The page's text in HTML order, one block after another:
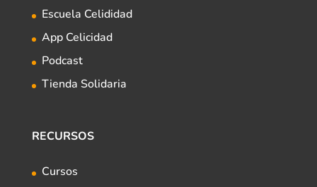
Escuela Celididad
App Celicidad
Podcast
Tienda Solidaria
RECURSOS
Cursos